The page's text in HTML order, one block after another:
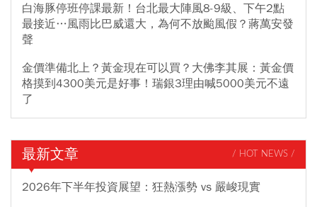
白海豚停班停課最新！台北最大陣風8-9級、下午2點
最接近…風雨比巴威還大，為何不放颱風假？蔣萬安發
聲
金價準備北上？黃金現在可以買？大佛李其展：黃金價
格摸到4300美元是好事！瑞銀3理由喊5000美元不遠
了
最新文章 / HOT NEWS /
2026年下半年投資展望：狂熱漲勢 vs 嚴峻現實